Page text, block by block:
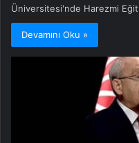
Üniversitesi'nde Harezmi
Devamını Oku »